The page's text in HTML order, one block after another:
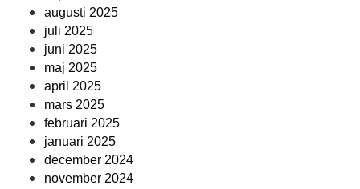
augusti 2025
juli 2025
juni 2025
maj 2025
april 2025
mars 2025
februari 2025
januari 2025
december 2024
november 2024